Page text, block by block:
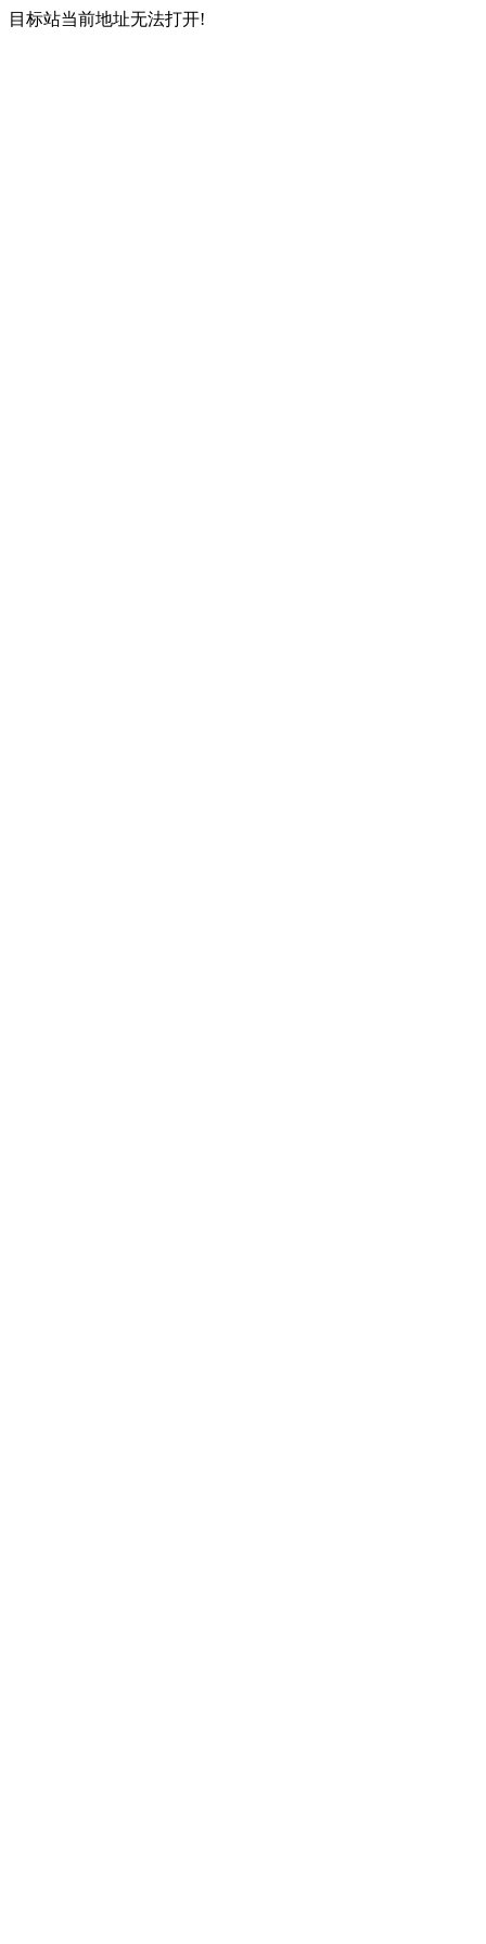
目标站当前地址无法打开!